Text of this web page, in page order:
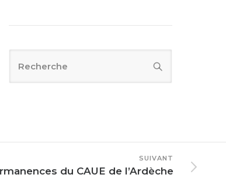
SUIVANT
du CAUE de l’Ardèche